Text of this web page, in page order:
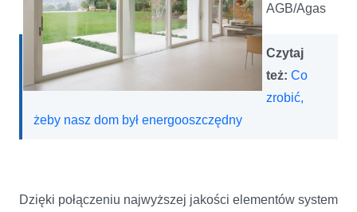
AGB/Agas
Czytaj
też: Co
zrobić,
żeby nasz dom był energooszczędny
Dzięki połączeniu najwyższej jakości elementów system